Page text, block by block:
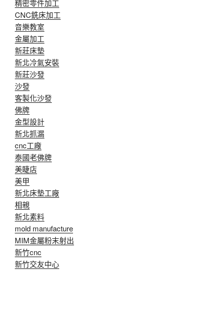
精密零件加工
CNC銑床加工
音樂教室
金屬加工
新莊床墊
新北冷氣安裝
新莊沙發
沙發
客製化沙發
佛牌
金型設計
新北抓漏
cnc工廠
泰國老佛牌
美睫店
美甲
新北床墊工廠
相親
新北素料
mold manufacture
MIM金屬粉末射出
新竹cnc
新竹交友中心